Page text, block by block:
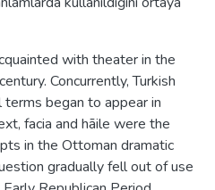
with theater in the
Concurrently, Turkish
began to appear in
facia and hāile were the
in the Ottoman dramatic
gradually fell out of use